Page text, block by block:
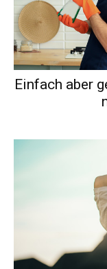
Einfach aber